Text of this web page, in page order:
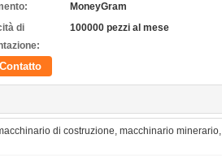
MoneyGram
di
100000 pezzi al mese
Contatto
di costruzione, macchinario minerario,